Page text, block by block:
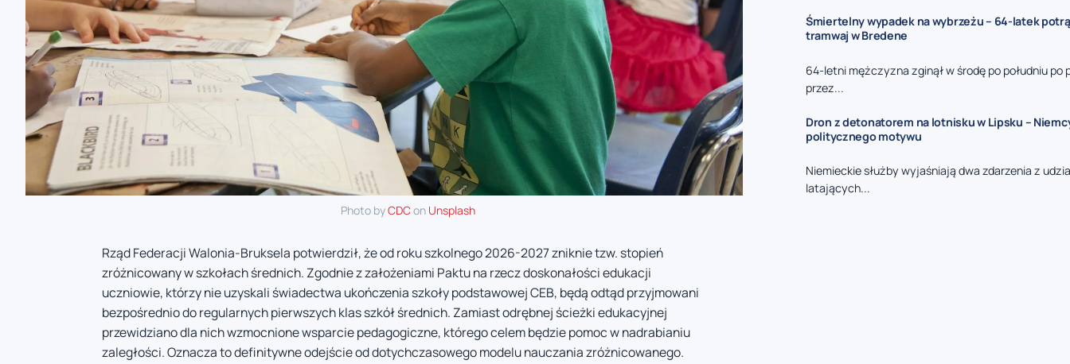
Photo byCDCon Unsplash
Rząd Federacji Walonia-Bruksela potwierdził, że od roku szkolnego 2026-2027 zniknie tzw. stopień
zróżnicowany w szkołach średnich. Zgodnie z założeniami Paktu na rzecz doskonałości edukacji
uczniowie, którzy nie uzyskali świadectwa ukończenia szkoły podstawowej CEB, będą odtąd przyjmowani
bezpośrednio do regularnych pierwszych klas szkół średnich. Zamiast odrębnej ścieżki edukacyjnej
przewidziano dla nich wzmocnione wsparcie pedagogiczne, którego celem będzie pomoc w nadrabianiu
zaległości. Oznacza to definitywne odejście od dotychczasowego modelu nauczania zróżnicowanego.
Śmiertelny wypadek na wybrzeżu – 64-latek
tramwaj w Bredene
64-letni mężczyzna zginął w środę po południu po
przez...
Dron z detonatorem na lotnisku w Lipsku –
politycznego motywu
Niemieckie służby wyjaśniają dwa zdarzenia z
latających...